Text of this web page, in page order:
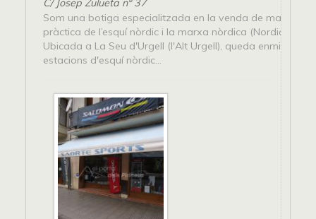
C/ Josep Zulueta nº 37
Som una botiga especialitzada en la venda de material
pràctica de l’esquí nòrdic i la marxa nòrdica (Nordic
Ubicada a La Seu d'Urgell (l'Alt Urgell), queda enmig de
estacions d'esquí nòrdic...